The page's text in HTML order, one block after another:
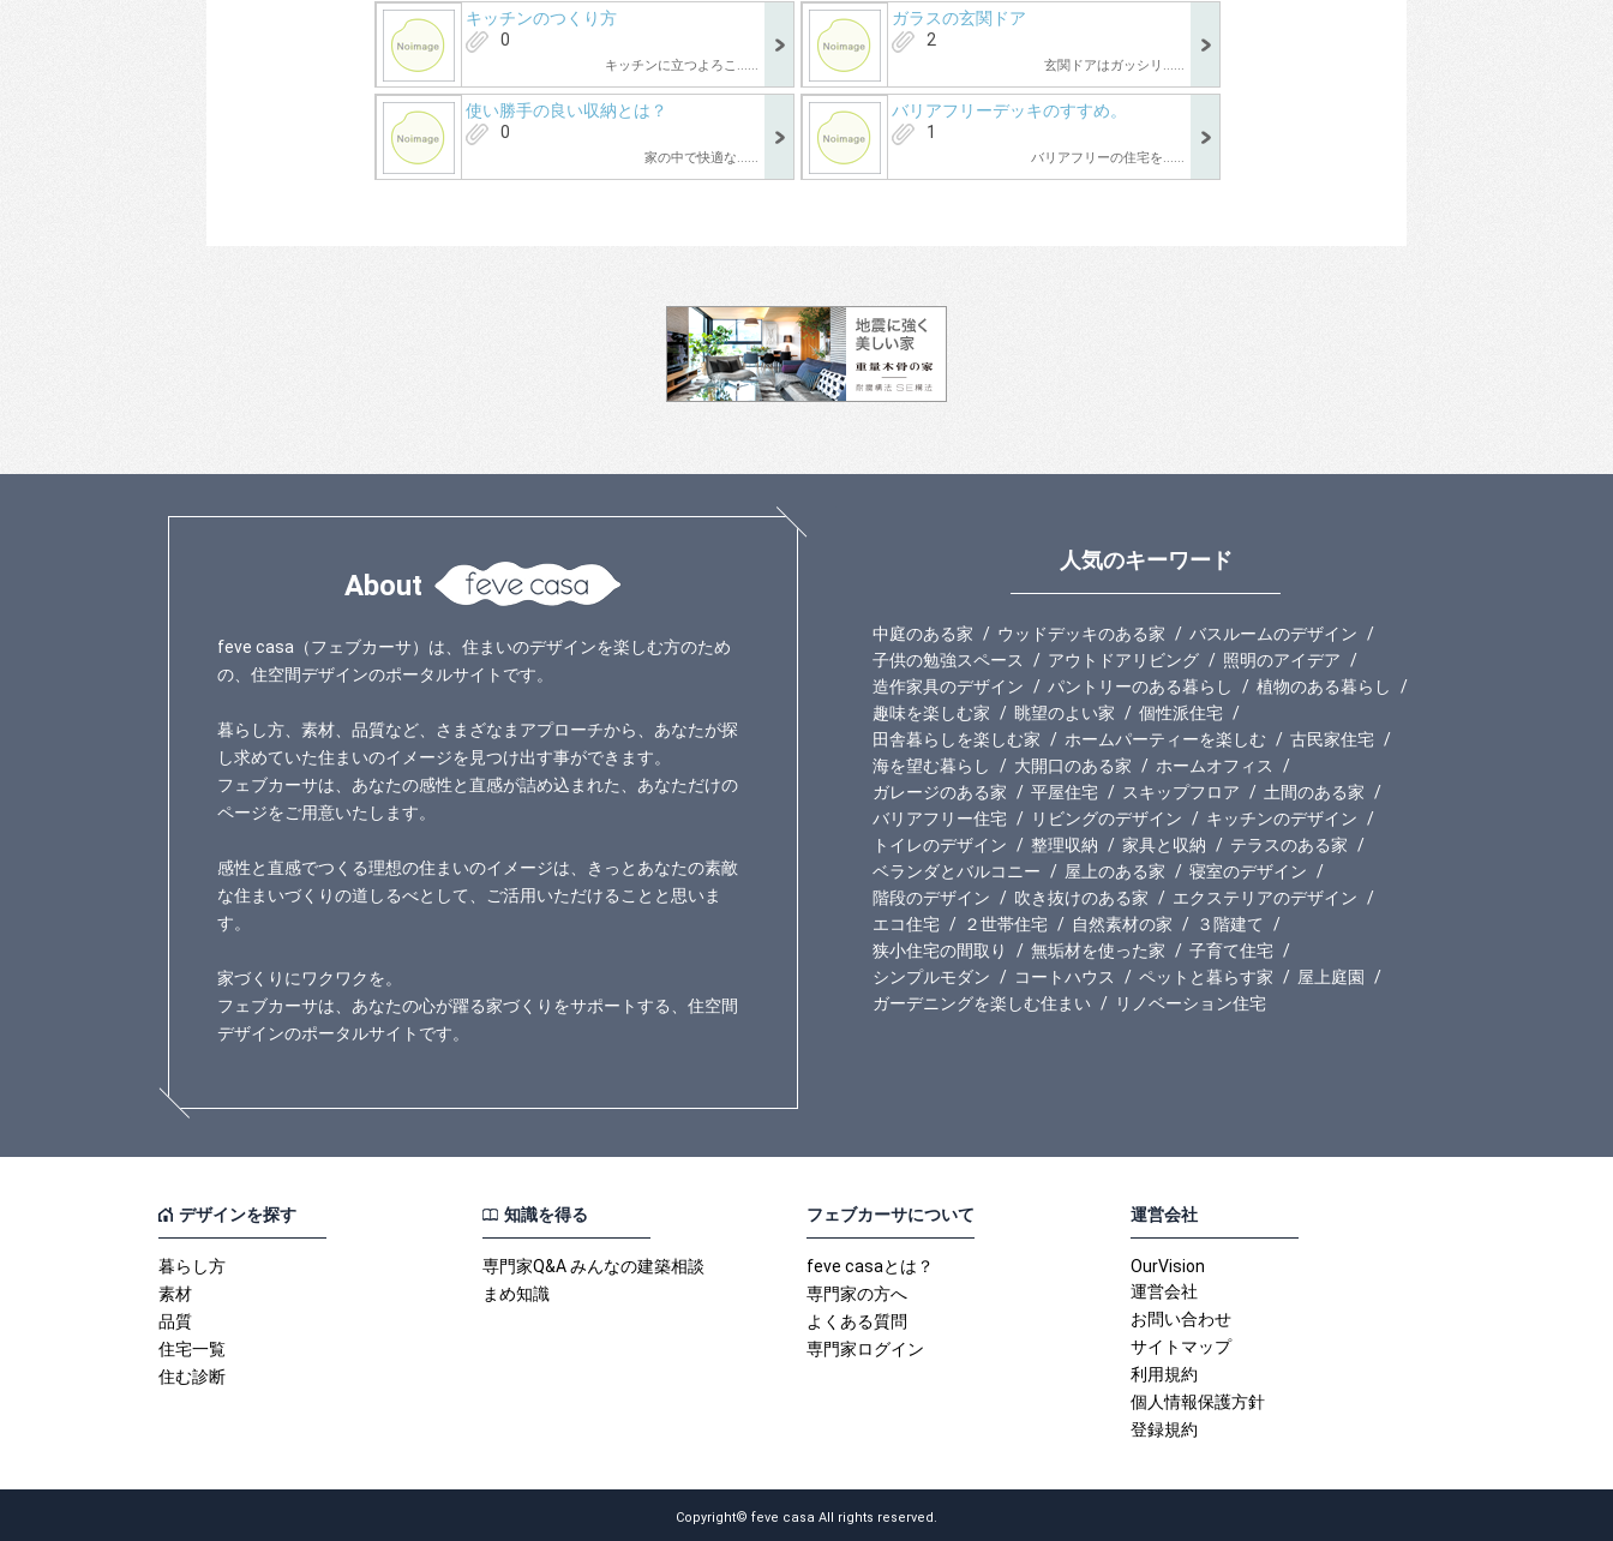
キッチンのつくり方
0
キッチンに立つよろこ......
ガラスの玄関ドア
2
玄関ドアはガッシリ......
使い勝手の良い収納とは？
0
家の中で快適な......
バリアフリーデッキのすすめ。
1
バリアフリーの住宅を......
About
feve casa（フェブカーサ）は、住まいのデザインを楽しむ方のため
の、住空間デザインのポータルサイトです。
暮らし方、素材、品質など、さまざなまアプローチから、あなたが探
し求めていた住まいのイメージを見つけ出す事ができます。
フェブカーサは、あなたの感性と直感が詰め込まれた、あなただけの
ページをご用意いたします。
感性と直感でつくる理想の住まいのイメージは、きっとあなたの素敵
な住まいづくりの道しるべとして、ご活用いただけることと思いま
す。
家づくりにワクワクを。
フェブカーサは、あなたの心が躍る家づくりをサポートする、住空間
デザインのポータルサイトです。
人気のキーワード
中庭のある家 ウッドデッキのある家
バスルームのデザイン
子供の勉強スペース
アウトドアリビング
照明のアイデア
造作家具のデザイン
パントリーのある暮らし
植物のある暮らし
趣味を楽しむ家
眺望のよい家
個性派住宅
田舎暮らしを楽しむ家
ホームパーティーを楽しむ
古民家住宅
海を望む暮らし
大開口のある家
ホームオフィス
ガレージのある家
平屋住宅 スキップフロア
土間のある家
バリアフリー住宅
リビングのデザイン
キッチンのデザイン
トイレのデザイン
整理収納 家具と収納
テラスのある家
ベランダとバルコニー
屋上のある家
寝室のデザイン
階段のデザイン
吹き抜けのある家
エクステリアのデザイン
エコ住宅
２世帯住宅 自然素材の家
３階建て
狭小住宅の間取り
無垢材を使った家
子育て住宅
シンプルモダン
コートハウス ペットと暮らす家
屋上庭園
ガーデニングを楽しむ住まい
リノベーション住宅
デザインを探す
暮らし方
素材
品質
住宅一覧
住む診断
知識を得る
専門家Q&A みんなの建築相談
まめ知識
フェブカーサについて
feve casaとは？
専門家の方へ
よくある質問
専門家ログイン
運営会社
OurVision
運営会社
お問い合わせ
サイトマップ
利用規約
個人情報保護方針
登録規約
Copyright© feve casa All rights reserved.